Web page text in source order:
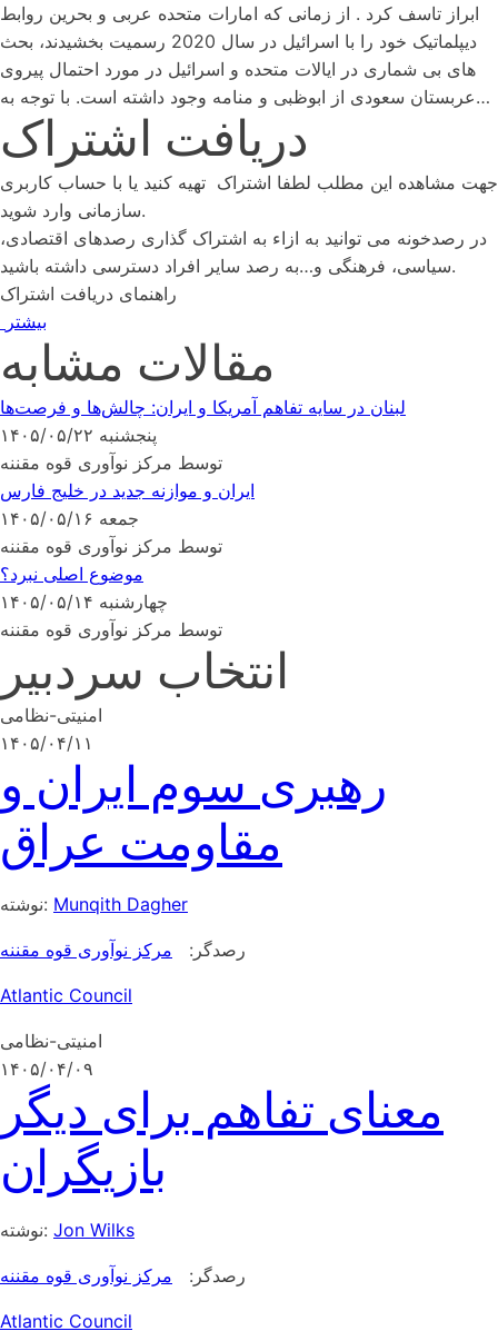
ابراز تاسف کرد . از زمانی که امارات متحده عربی و بحرین روابط
دیپلماتیک خود را با اسرائیل در سال 2020 رسمیت بخشیدند، بحث
های بی شماری در ایالات متحده و اسرائیل در مورد احتمال پیروی
عربستان سعودی از ابوظبی و منامه وجود داشته است. با توجه به…
دریافت اشتراک
جهت مشاهده این مطلب لطفا اشتراک تهیه کنید یا با حساب کاربری
سازمانی وارد شوید.
در رصدخونه می توانید به ازاء به اشتراک گذاری رصدهای اقتصادی،
سیاسی، فرهنگی و…به رصد سایر افراد دسترسی داشته باشید.
راهنمای دریافت اشتراک
بیشتر
مقالات مشابه
لبنان در سایه تفاهم آمریکا و ایران: چالش‌ها و فرصت‌ها
پنجشنبه ۱۴۰۵/۰۵/۲۲
توسط مرکز نوآوری قوه مقننه
ایران و موازنه جدید در خلیج فارس
جمعه ۱۴۰۵/۰۵/۱۶
توسط مرکز نوآوری قوه مقننه
موضوع اصلی نبرد؟
چهارشنبه ۱۴۰۵/۰۵/۱۴
توسط مرکز نوآوری قوه مقننه
انتخاب سردبیر
امنیتی-نظامی
۱۴۰۵/۰۴/۱۱
رهبری سوم ایران و
مقاومت عراق
نوشته: Munqith Dagher
رصدگر: مرکز نوآوری قوه مقننه
Atlantic Council
امنیتی-نظامی
۱۴۰۵/۰۴/۰۹
معنای تفاهم برای دیگر
بازیگران
نوشته: Jon Wilks
رصدگر: مرکز نوآوری قوه مقننه
Atlantic Council